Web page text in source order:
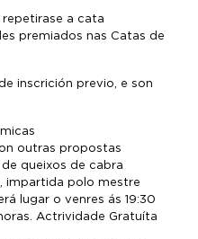
repetirase a cata
premiados nas Catas de
inscrición previo, e son
outras propostas
queixos de cabra
impartida polo mestre
lugar o venres ás 19:30
Actrividade Gratuíta